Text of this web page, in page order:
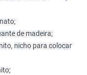
de madeira;
nicho para colocar